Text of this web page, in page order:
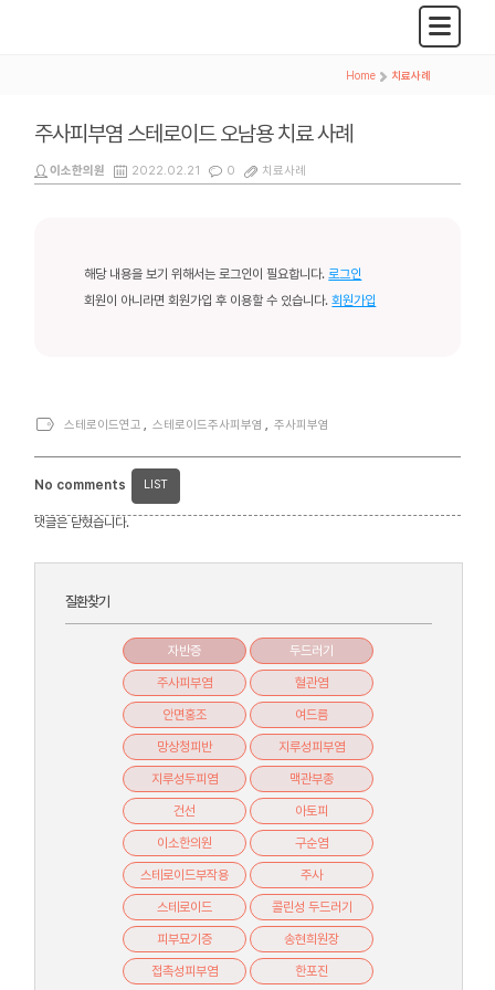
Home > 치료사례
주사피부염 스테로이드 오남용 치료 사례
이소한의원 2022.02.21 0 치료사례
해당 내용을 보기 위해서는 로그인이 필요합니다.로그인
회원이 아니라면 회원가입 후 이용할 수 있습니다.회원가입
스테로이드연고 , 스테로이드주사피부염 , 주사피부염
No comments LIST
댓글은 닫혔습니다.
질환찾기
자반증 두드러기
주사피부염 혈관염
안면홍조 여드름
망상청피반 지루성피부염
지루성두피염 맥관부종
건선 아토피
이소한의원 구순염
스테로이드부작용 주사
스테로이드 콜린성 두드러기
피부묘기증 송현희원장
접촉성피부염 한포진